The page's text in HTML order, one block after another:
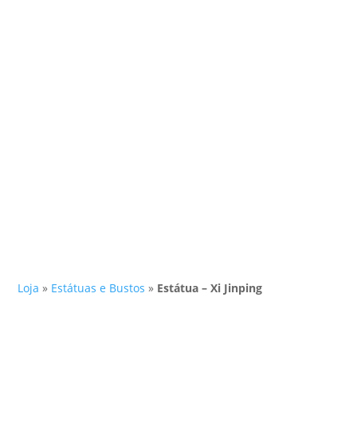
Loja » Estátuas e Bustos » Estátua – Xi Jinping